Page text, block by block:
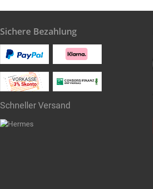
Sichere Bezahlung
Schneller Versand